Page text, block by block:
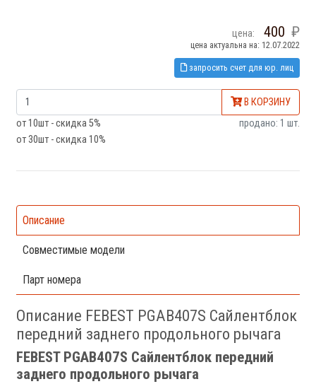
цена: 400
цена актуальна на: 12.07.2022
запросить счет для юр. лиц
В КОРЗИНУ
от 10шт - скидка 5%
от 30шт - скидка 10%
продано: 1 шт.
Описание
Совместимые модели
Парт номера
Описание FEBEST PGAB407S Сайлентблок
передний заднего продольного рычага
FEBEST PGAB407S Сайлентблок передний
заднего продольного рычага